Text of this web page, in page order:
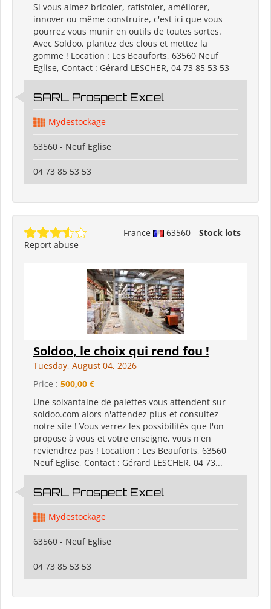
Si vous aimez bricoler, rafistoler, améliorer,
innover ou même construire, c'est ici que vous
pourrez vous munir en outils de toutes sortes.
Avec Soldoo, plantez des clous et mettez la
gomme ! Location : Les Beauforts, 63560 Neuf
Eglise, Contact : Gérard LESCHER, 04 73 85 53 53
SARL Prospect Excel
Mydestockage
63560 - Neuf Eglise
04 73 85 53 53
France 63560
Stock lots
Report abuse
Soldoo, le choix qui rend fou !
Tuesday, August 04, 2026
Price : 500,00 €
Une soixantaine de palettes vous attendent sur
soldoo.com alors n'attendez plus et consultez
notre site ! Vous verrez les possibilités que l'on
propose à vous et votre enseigne, vous n'en
reviendrez pas ! Location : Les Beauforts, 63560
Neuf Eglise, Contact : Gérard LESCHER, 04 73...
SARL Prospect Excel
Mydestockage
63560 - Neuf Eglise
04 73 85 53 53